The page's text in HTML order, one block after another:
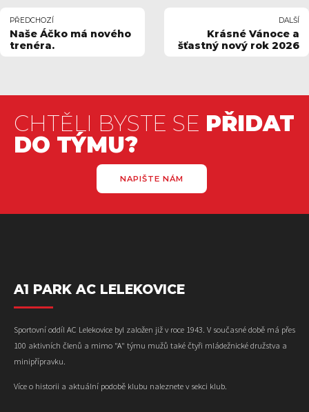
PŘEDCHOZÍ
Naše Áčko má nového
trenéra.
DALŠÍ
Krásné Vánoce a
šťastný nový rok 2026
CHTĚLI BYSTE SE PŘIDAT
DO TÝMU?
NAPIŠTE NÁM
A1 PARK AC LELEKOVICE
Sportovní oddíl AC Lelekovice byl založen již v roce 1943. V současné době má přes
100 aktivních členů a mimo "A" týmu mužů také čtyři mládežnické družstva a
minipřípravku.
Více o historii a aktuální podobě klubu naleznete v sekci klub.